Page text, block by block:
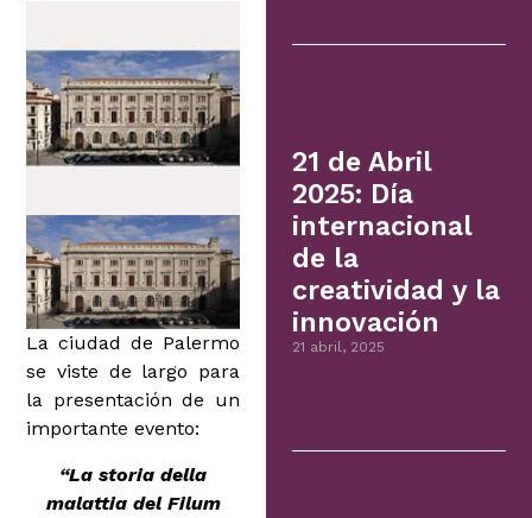
La ciudad de Palermo
se viste de largo para
la presentación de un
importante evento:
“La storia della
malattia del Filum
21 de Abril
2025: Día
internacional
de la
creatividad y la
innovación
21 abril, 2025